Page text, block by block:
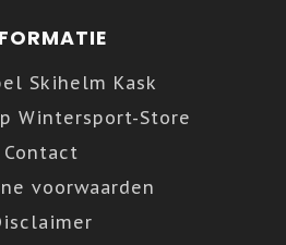
Skihelm Kask
Wintersport-Store
Contact
voorwaarden